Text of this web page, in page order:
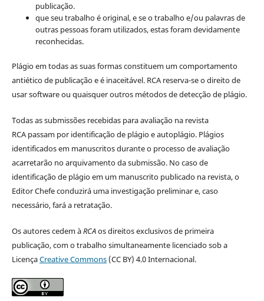
publicação.
que seu trabalho é original, e se o trabalho e/ou palavras de
outras pessoas foram utilizados, estas foram devidamente
reconhecidas.
Plágio em todas as suas formas constituem um comportamento
antiético de publicação e é inaceitável. RCA reserva-se o direito de
usar software ou quaisquer outros métodos de detecção de plágio.
Todas as submissões recebidas para avaliação na revista
RCA passam por identificação de plágio e autoplágio. Plágios
identificados em manuscritos durante o processo de avaliação
acarretarão no arquivamento da submissão. No caso de
identificação de plágio em um manuscrito publicado na revista, o
Editor Chefe conduzirá uma investigação preliminar e, caso
necessário, fará a retratação.
Os autores cedem àRCAos direitos exclusivos de primeira
publicação, com o trabalho simultaneamente licenciado sob a
LicençaCreative Commons(CC BY) 4.0 Internacional.